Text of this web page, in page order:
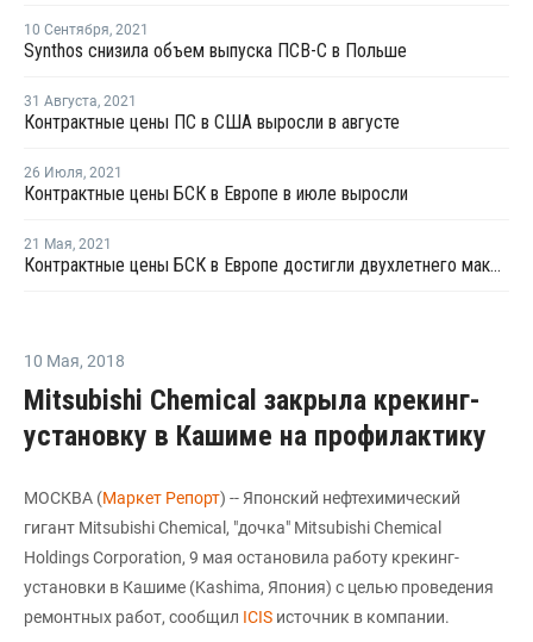
10 Сентября, 2021
Synthos снизила объем выпуска ПСВ-С в Польше
31 Августа, 2021
Контрактные цены ПС в США выросли в августе
26 Июля, 2021
Контрактные цены БСК в Европе в июле выросли
21 Мая, 2021
Контрактные цены БСК в Европе достигли двухлетнего максимума в мае
10 Мая, 2018
Mitsubishi Chemical закрыла крекинг-
установку в Кашиме на профилактику
МОСКВА (Маркет Репорт) -- Японский нефтехимический
гигант Mitsubishi Chemical, "дочка" Mitsubishi Chemical
Holdings Corporation, 9 мая остановила работу крекинг-
установки в Кашиме (Kashima, Япония) с целью проведения
ремонтных работ, сообщил ICIS источник в компании.